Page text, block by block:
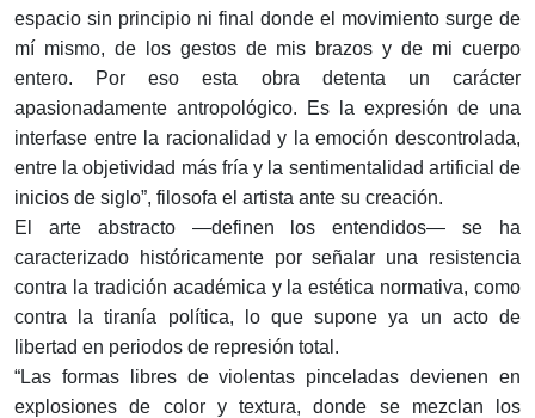
espacio sin principio ni final donde el movimiento surge de
mí mismo, de los gestos de mis brazos y de mi cuerpo
entero. Por eso esta obra detenta un carácter
apasionadamente antropológico. Es la expresión de una
interfase entre la racionalidad y la emoción descontrolada,
entre la objetividad más fría y la sentimentalidad artificial de
inicios de siglo”, filosofa el artista ante su creación.
El arte abstracto —definen los entendidos— se ha
caracterizado históricamente por señalar una resistencia
contra la tradición académica y la estética normativa, como
contra la tiranía política, lo que supone ya un acto de
libertad en periodos de represión total.
“Las formas libres de violentas pinceladas devienen en
explosiones de color y textura, donde se mezclan los